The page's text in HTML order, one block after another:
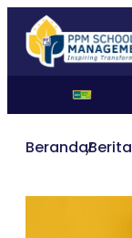
Beranda